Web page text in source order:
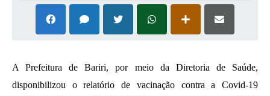
A Prefeitura de Bariri, por meio da Diretoria de Saúde,
disponibilizou o relatório de vacinação contra a Covid-19